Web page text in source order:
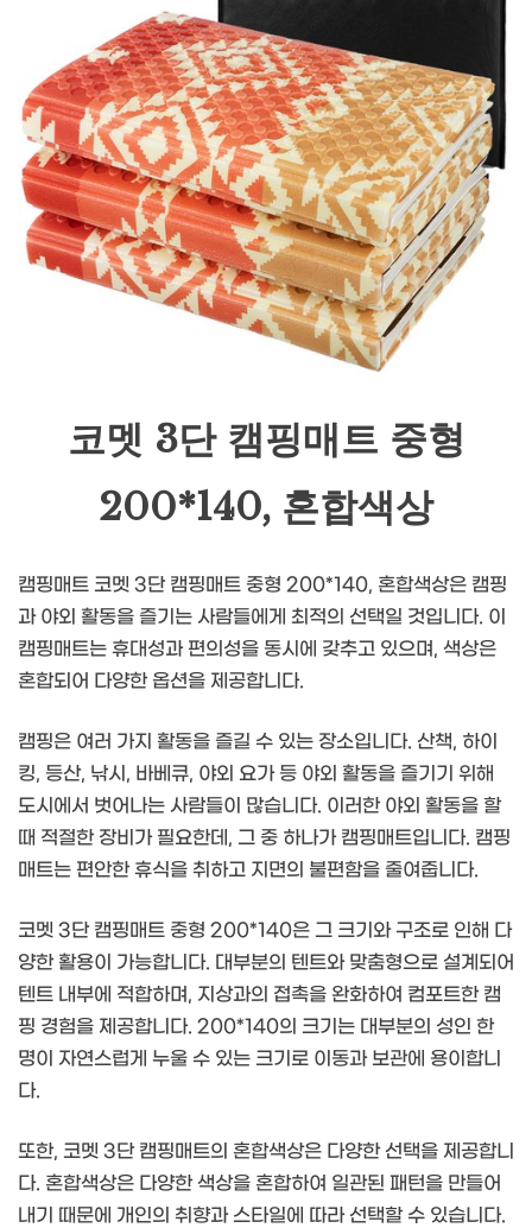
코멧 3단 캠핑매트 중형
200*140, 혼합색상
캠핑매트 코멧 3단 캠핑매트 중형 200*140, 혼합색상은 캠핑
과 야외 활동을 즐기는 사람들에게 최적의 선택일 것입니다. 이
캠핑매트는 휴대성과 편의성을 동시에 갖추고 있으며, 색상은
혼합되어 다양한 옵션을 제공합니다.
캠핑은 여러 가지 활동을 즐길 수 있는 장소입니다. 산책, 하이
킹, 등산, 낚시, 바베큐, 야외 요가 등 야외 활동을 즐기기 위해
도시에서 벗어나는 사람들이 많습니다. 이러한 야외 활동을 할
때 적절한 장비가 필요한데, 그 중 하나가 캠핑매트입니다. 캠핑
매트는 편안한 휴식을 취하고 지면의 불편함을 줄여줍니다.
코멧 3단 캠핑매트 중형 200*140은 그 크기와 구조로 인해 다
양한 활용이 가능합니다. 대부분의 텐트와 맞춤형으로 설계되어
텐트 내부에 적합하며, 지상과의 접촉을 완화하여 컴포트한 캠
핑 경험을 제공합니다. 200*140의 크기는 대부분의 성인 한
명이 자연스럽게 누울 수 있는 크기로 이동과 보관에 용이합니
다.
또한, 코멧 3단 캠핑매트의 혼합색상은 다양한 선택을 제공합니
다. 혼합색상은 다양한 색상을 혼합하여 일관된 패턴을 만들어
내기 때문에 개인의 취향과 스타일에 따라 선택할 수 있습니다.